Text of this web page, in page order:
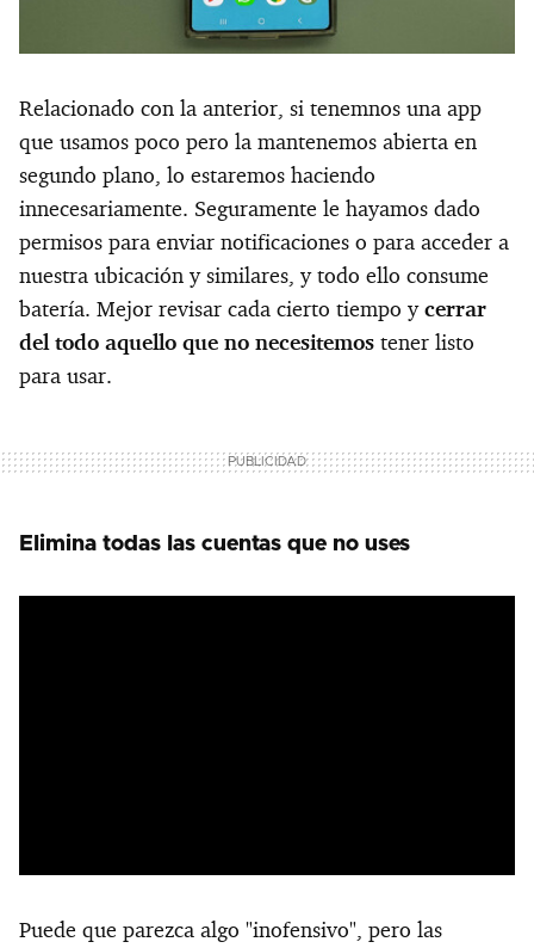
Relacionado con la anterior, si tenemnos una app
que usamos poco pero la mantenemos abierta en
segundo plano, lo estaremos haciendo
innecesariamente. Seguramente le hayamos dado
permisos para enviar notificaciones o para acceder a
nuestra ubicación y similares, y todo ello consume
batería. Mejor revisar cada cierto tiempo ycerrar
del todo aquello que no necesitemos tener listo
para usar.
Elimina todas las cuentas que no uses
Puede que parezca algo "inofensivo", pero las